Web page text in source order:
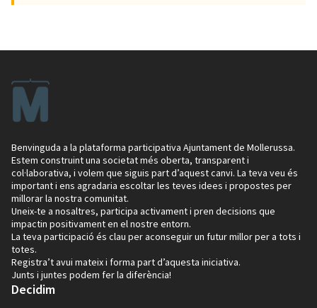
Benvinguda a la plataforma participativa Ajuntament de Mollerussa.
Estem construint una societat més oberta, transparent i
col·laborativa, i volem que siguis part d’aquest canvi. La teva veu és
important i ens agradaria escoltar les teves idees i propostes per
millorar la nostra comunitat.
Uneix-te a nosaltres, participa activament i pren decisions que
impactin positivament en el nostre entorn.
La teva participació és clau per aconseguir un futur millor per a tots i
totes.
Registra’t avui mateix i forma part d’aquesta iniciativa.
Junts i juntes podem fer la diferència!
Decidim